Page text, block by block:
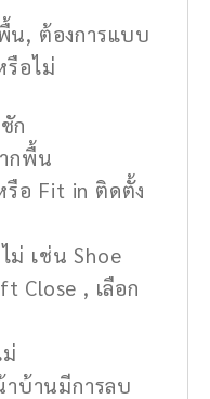
, ต้องการแบบ
อไม่
ก
กพื้น
รือ Fit in ติดตั้ง
ม่ เช่น Shoe
Close , เลือก
าบ้านมีการลบ